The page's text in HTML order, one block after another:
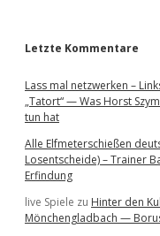
Letzte Kommentare
Lass mal netzwerken –
„Tatort“ — Was Horst
tun hat
Alle Elfmeterschießen
Losentscheide) – Trainer
Erfindung
live Spiele zu Hinter den
Mönchengladbach —